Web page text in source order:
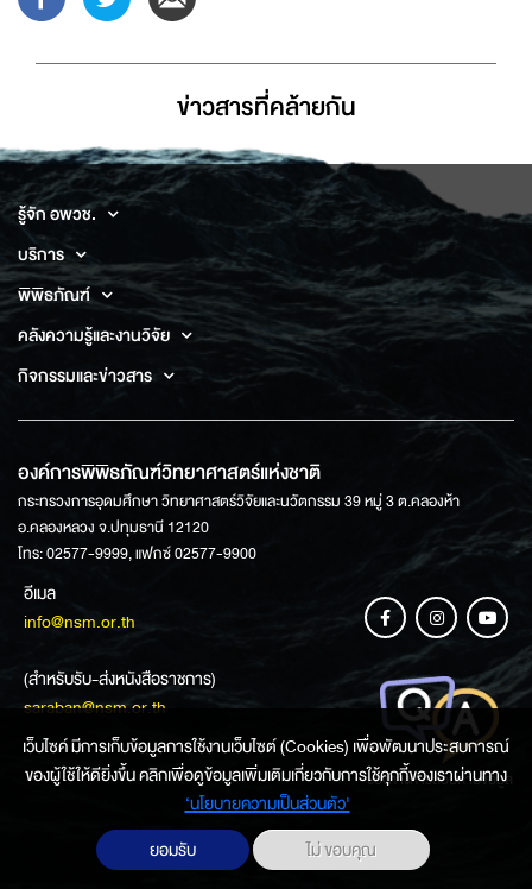
ข่าวสารที่่คล้ายกัน
รู้จัก อพวช.
บริการ
พิพิธภัณฑ์
คลังความรู้และงานวิจัย
กิจกรรมและข่าวสาร
องค์การพิพิธภัณฑ์วิทยาศาสตร์แห่งชาติ
กระทรวงการอุดมศึกษา วิทยาศาสตร์วิจัยและนวัตกรรม 39 หมู่ 3 ต.คลองห้า
อ.คลองหลวง จ.ปทุมธานี 12120
โทร: 02577-9999, แฟกซ์ 02577-9900
อีเมล
info@nsm.or.th
(สำหรับรับ-ส่งหนังสือราชการ)
saraban@nsm.or.th
ช่องทางการสอบถามข้อมูล
เว็บไซค์ มีการเก็บข้อมูลการใช้งานเว็บไซต์ (Cookies) เพื่อพัฒนาประสบการณ์
ของผู้ใช้ให้ดียิ่งขึ้น คลิกเพื่อดูข้อมูลเพิ่มเติมเกี่ยวกับการใช้คุกกี้ของเราผ่านทาง
‘นโยบายความเป็นส่วนตัว'
ยอมรับ
ไม่ ขอบคุณ